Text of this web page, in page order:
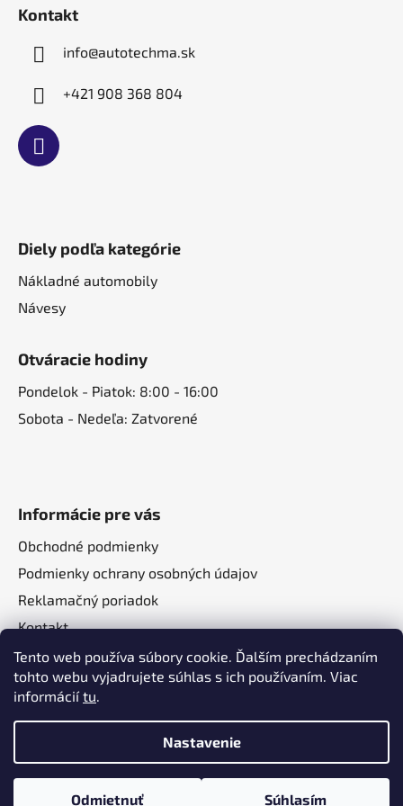
Tento web používa súbory cookie. Ďalším prechádzaním
tohto webu vyjadrujete súhlas s ich používaním. Viac
informáciítu.
Nastavenie
Odmietnuť Súhlasím
Kontakt
info@autotechma.sk
+421 908 368 804
Diely podľa kategórie
Nákladné automobily
Návesy
Otváracie hodiny
Pondelok - Piatok: 8:00 - 16:00
Sobota - Nedeľa: Zatvorené
Informácie pre vás
Obchodné podmienky
Podmienky ochrany osobných údajov
Reklamačný poriadok
Kontakt
O nás
Vytvoril Shoptet a
Adatelier